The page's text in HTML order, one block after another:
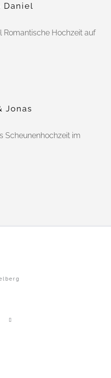
Daniel
Romantische Hochzeit auf
Jonas
Scheunenhochzeit im